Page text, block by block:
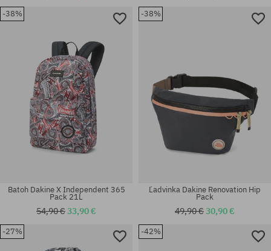
univerzálna veľkosť
-38%
Batoh Dakine X Independent 365
Pack 21L
54,90 €33,90 €
-38%
Ľadvinka Dakine Renovation Hip
Pack
49,90 €30,90 €
-27% -42%